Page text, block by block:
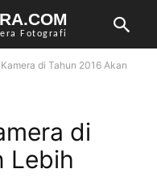
Fotografi
di Tahun 2016 Akan
di
Lebih